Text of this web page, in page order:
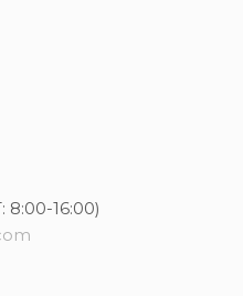
8:00-16:00)